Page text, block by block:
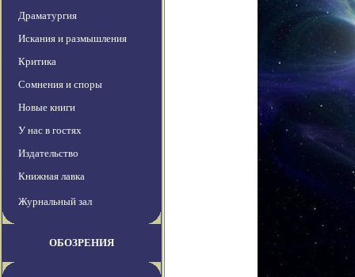
Драматургия
Искания и размышления
Критика
Сомнения и споры
Новые книги
У нас в гостях
Издательство
Книжная лавка
Журнальный зал
ОБОЗРЕНИЯ